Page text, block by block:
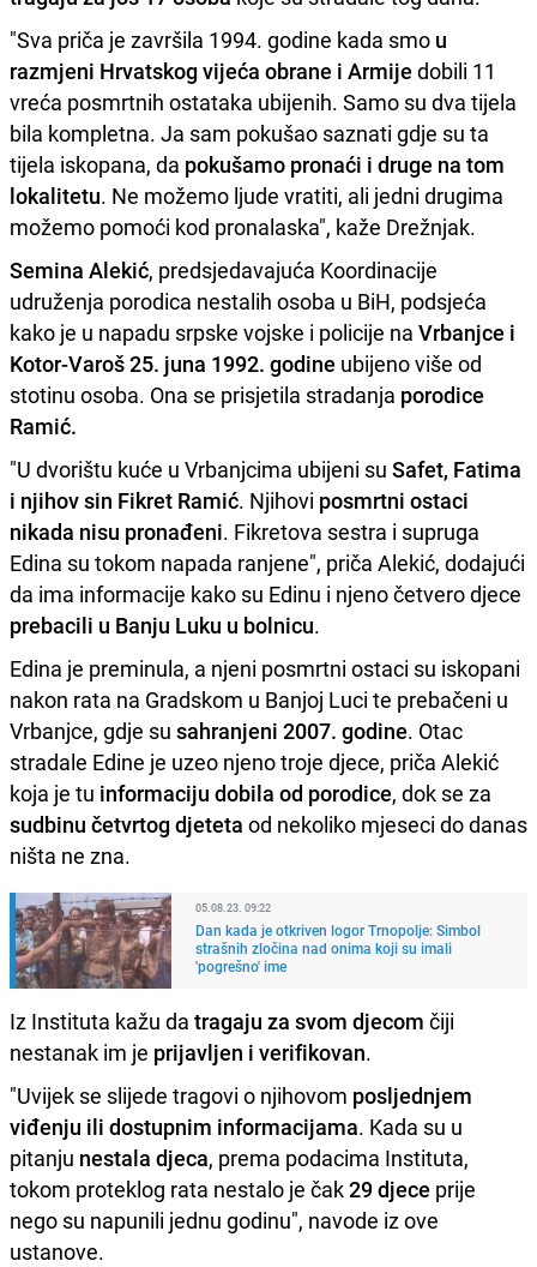
"Sva priča je završila 1994. godine kada smo u
razmjeni Hrvatskog vijeća obrane i Armije dobili 11
vreća posmrtnih ostataka ubijenih. Samo su dva tijela
bila kompletna. Ja sam pokušao saznati gdje su ta
tijela iskopana, da pokušamo pronaći i druge na tom
lokalitetu. Ne možemo ljude vratiti, ali jedni drugima
možemo pomoći kod pronalaska", kaže Drežnjak.
Semina Alekić, predsjedavajuća Koordinacije
udruženja porodica nestalih osoba u BiH, podsjeća
kako je u napadu srpske vojske i policije na Vrbanjce i
Kotor-Varoš 25. juna 1992. godine ubijeno više od
stotinu osoba. Ona se prisjetila stradanja porodice
Ramić.
"U dvorištu kuće u Vrbanjcima ubijeni su Safet, Fatima
i njihov sin Fikret Ramić. Njihovi posmrtni ostaci
nikada nisu pronađeni. Fikretova sestra i supruga
Edina su tokom napada ranjene", priča Alekić, dodajući
da ima informacije kako su Edinu i njeno četvero djece
prebacili u Banju Luku u bolnicu.
Edina je preminula, a njeni posmrtni ostaci su iskopani
nakon rata na Gradskom u Banjoj Luci te prebačeni u
Vrbanjce, gdje su sahranjeni 2007. godine. Otac
stradale Edine je uzeo njeno troje djece, priča Alekić
koja je tu informaciju dobila od porodice, dok se za
sudbinu četvrtog djeteta od nekoliko mjeseci do danas
ništa ne zna.
05.08.23. 09:22
Dan kada je otkriven logor Trnopolje: Simbol
strašnih zločina nad onima koji su imali
'pogrešno' ime
Iz Instituta kažu da tragaju za svom djecom čiji
nestanak im je prijavljen i verifikovan.
"Uvijek se slijede tragovi o njihovom posljednjem
viđenju ili dostupnim informacijama. Kada su u
pitanju nestala djeca, prema podacima Instituta,
tokom proteklog rata nestalo je čak29 djece prije
nego su napunili jednu godinu", navode iz ove
ustanove.